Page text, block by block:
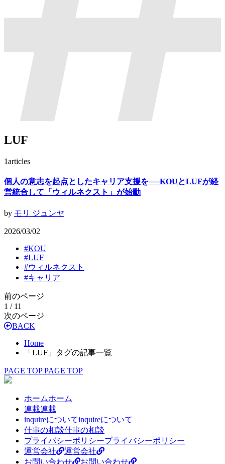
LUF
1articles
個人の意志を起点としたキャリア支援を──KOUとLUFが経
営統合して「ウィルネクスト」が始動
by モリ ジュンヤ
2026/03/02
#KOU
#LUF
#ウィルネクスト
#キャリア
前のページ
1 / 11
次のページ
BACK
Home
「LUF」タグの記事一覧
PAGE TOP PAGE TOP
ホームホーム
連載連載
inquireについてinquireについて
仕事の相談仕事の相談
プライバシーポリシープライバシーポリシー
運営会社
運営会社
お問い合わせ
お問い合わせ